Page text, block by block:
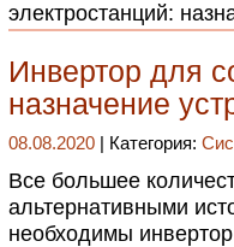
электростанций:
Инвертор для
назначение
08.08.2020 | Категория:
Все большее
альтернативными
необходимы